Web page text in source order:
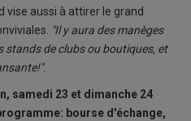
vise aussi à attirer le grand
"Il y aura des manèges
stands de clubs ou boutiques, et
.
samedi 23 et dimanche 24
bourse d'échange,